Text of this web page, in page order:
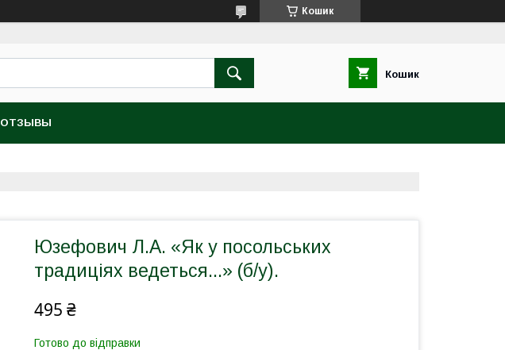
Кошик
Кошик
ОТЗЫВЫ
Юзефович Л.А. «Як у посольських
традиціях ведеться...» (б/у).
495 ₴
Готово до відправки